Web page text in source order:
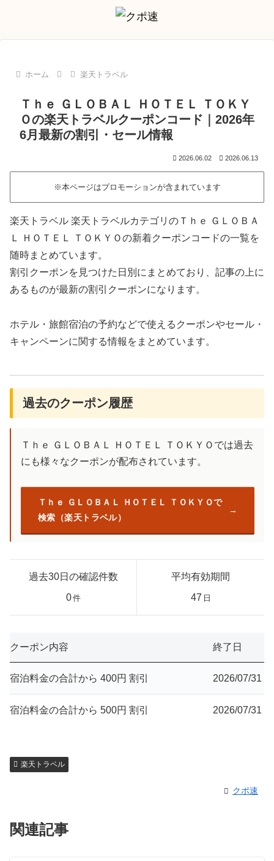
ホーム 楽天トラベル
Ｔｈｅ ＧＬＯＢＡＬ ＨＯＴＥＬ ＴＯＫＹ
Ｏの楽天トラベルクーポンコード｜2026年
6月最新の割引・セール情報
2026.06.02 2026.06.13
※本ページはプロモーションが含まれています
楽天トラベル 楽天トラベルカテゴリのＴｈｅ ＧＬＯＢＡ
Ｌ ＨＯＴＥＬ ＴＯＫＹＯの新着クーポンコードの一覧を
随時まとめています。
割引クーポンを見つけた日別にまとめており、記事の上に
あるものが最新の割引クーポンになります。
ホテル・旅館宿泊の予約などで使えるクーポンやセール・
キャンペーンに関する情報をまとめています。
過去のクーポン履歴
Ｔｈｅ ＧＬＯＢＡＬ ＨＯＴＥＬ ＴＯＫＹＯでは過去
にも様々なクーポンが配布されています。
Ｔｈｅ ＧＬＯＢＡＬ ＨＯＴＥＬ ＴＯＫＹＯで
検索（楽天トラベル）
過去30日の確認件数
0件
平均有効期間
47 日
クーポン内容 終了日
宿泊料金の合計から 400円 割引 2026/07/31
宿泊料金の合計から 500円 割引 2026/07/31
楽天トラベル
クポ速
関連記事